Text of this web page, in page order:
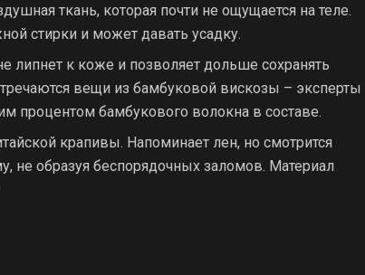
ткань, которая почти не ощущается на теле.
стирки и может давать усадку.
липнет к коже и позволяет дольше сохранять
вещи из бамбуковой вискозы – эксперты
процентом бамбукового волокна в составе.
крапивы. Напоминает лен, но смотрится
не образуя беспорядочных заломов. Материал